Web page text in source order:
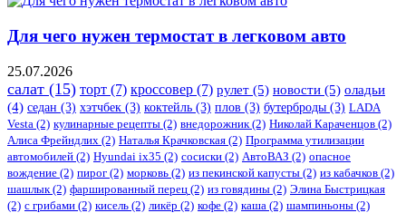
Для чего нужен термостат в легковом авто
25.07.2026
салат (15) торт (7) кроссовер (7) рулет (5) новости (5) оладьи
(4) седан (3) хэтчбек (3) коктейль (3) плов (3) бутерброды (3) LADA
Vesta (2) кулинарные рецепты (2) внедорожник (2) Николай Караченцов (2)
Алиса Фрейндлих (2) Наталья Крачковская (2) Программа утилизации
автомобилей (2) ​Hyundai ix35 (2) сосиски (2) АвтоВАЗ (2) опасное
вождение (2) пирог (2) морковь (2) из пекинской капусты (2) из кабачков (2)
шашлык (2) фаршированный перец (2) из говядины (2) Элина Быстрицкая
(2) с грибами (2) кисель (2) ликёр (2) кофе (2) каша (2) шампиньоны (2)